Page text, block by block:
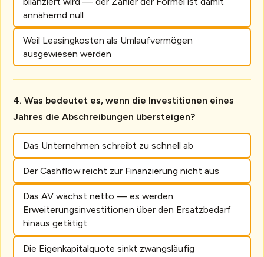
annähernd null
Weil Leasingkosten als Umlaufvermögen
ausgewiesen werden
Was bedeutet es, wenn die Investitionen eines
Jahres die Abschreibungen übersteigen?
Das Unternehmen schreibt zu schnell ab
Der Cashflow reicht zur Finanzierung nicht aus
Das AV wächst netto — es werden
Erweiterungsinvestitionen über den Ersatzbedarf
hinaus getätigt
Die Eigenkapitalquote sinkt zwangsläufig